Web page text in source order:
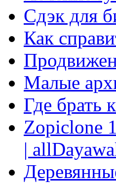
Сдэк для
Как
Малые
Где брать
Zopiclone
|